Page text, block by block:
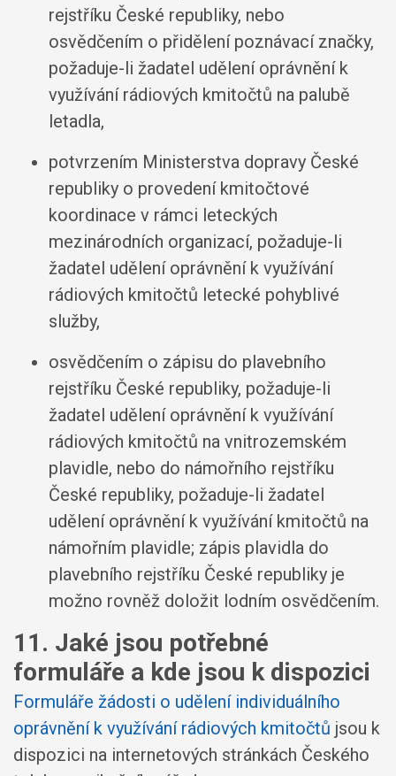
rejstříku České republiky, nebo
osvědčením o přidělení poznávací značky,
požaduje-li žadatel udělení oprávnění k
využívání rádiových kmitočtů na palubě
letadla,
potvrzením Ministerstva dopravy České
republiky o provedení kmitočtové
koordinace v rámci leteckých
mezinárodních organizací, požaduje-li
žadatel udělení oprávnění k využívání
rádiových kmitočtů letecké pohyblivé
služby,
osvědčením o zápisu do plavebního
rejstříku České republiky, požaduje-li
žadatel udělení oprávnění k využívání
rádiových kmitočtů na vnitrozemském
plavidle, nebo do námořního rejstříku
České republiky, požaduje-li žadatel
udělení oprávnění k využívání kmitočtů na
námořním plavidle; zápis plavidla do
plavebního rejstříku České republiky je
možno rovněž doložit lodním osvědčením.
11. Jaké jsou potřebné
formuláře a kde jsou k dispozici
Formuláře žádosti o udělení individuálního
oprávnění k využívání rádiových kmitočtů jsou k
dispozici na internetových stránkách Českého